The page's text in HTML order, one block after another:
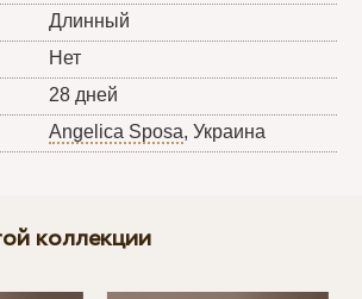
Длинный
Нет
28 дней
Angelica Sposa, Украина
коллекции